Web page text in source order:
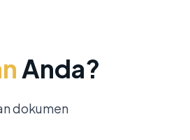
Anda?
dokumen